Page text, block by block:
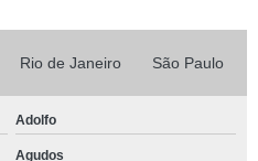
Rio de Janeiro São Paulo
Adolfo
Agudos